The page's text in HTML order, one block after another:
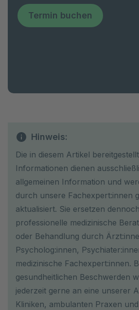
Termin buchen
Hinweis:
Die in diesem Artikel
Informationen dienen
allgemeinen Information und
durch unsere Fachexpert:innen
aktualisiert. Sie ersetzen
professionelle medizinische
oder Behandlung durch
Psycholog:innen,
medizinische Fachexpert:innen.
gesundheitlichen Beschwerden
jederzeit gerne an eine unserer
Kliniken, ambulanten Praxen